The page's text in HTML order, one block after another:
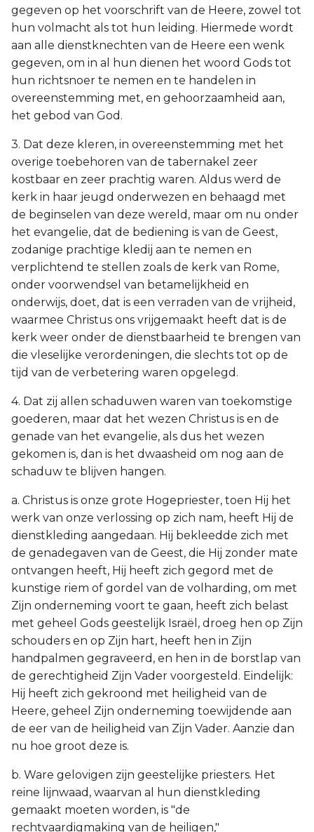
gegeven op het voorschrift van de Heere, zowel tot
hun volmacht als tot hun leiding. Hiermede wordt
aan alle dienstknechten van de Heere een wenk
gegeven, om in al hun dienen het woord Gods tot
hun richtsnoer te nemen en te handelen in
overeenstemming met, en gehoorzaamheid aan,
het gebod van God.
3. Dat deze kleren, in overeenstemming met het
overige toebehoren van de tabernakel zeer
kostbaar en zeer prachtig waren. Aldus werd de
kerk in haar jeugd onderwezen en behaagd met
de beginselen van deze wereld, maar om nu onder
het evangelie, dat de bediening is van de Geest,
zodanige prachtige kledij aan te nemen en
verplichtend te stellen zoals de kerk van Rome,
onder voorwendsel van betamelijkheid en
onderwijs, doet, dat is een verraden van de vrijheid,
waarmee Christus ons vrijgemaakt heeft dat is de
kerk weer onder de dienstbaarheid te brengen van
die vleselijke verordeningen, die slechts tot op de
tijd van de verbetering waren opgelegd.
4. Dat zij allen schaduwen waren van toekomstige
goederen, maar dat het wezen Christus is en de
genade van het evangelie, als dus het wezen
gekomen is, dan is het dwaasheid om nog aan de
schaduw te blijven hangen.
a. Christus is onze grote Hogepriester, toen Hij het
werk van onze verlossing op zich nam, heeft Hij de
dienstkleding aangedaan. Hij bekleedde zich met
de genadegaven van de Geest, die Hij zonder mate
ontvangen heeft, Hij heeft zich gegord met de
kunstige riem of gordel van de volharding, om met
Zijn onderneming voort te gaan, heeft zich belast
met geheel Gods geestelijk Israël, droeg hen op Zijn
schouders en op Zijn hart, heeft hen in Zijn
handpalmen gegraveerd, en hen in de borstlap van
de gerechtigheid Zijn Vader voorgesteld. Eindelijk:
Hij heeft zich gekroond met heiligheid van de
Heere, geheel Zijn onderneming toewijdende aan
de eer van de heiligheid van Zijn Vader. Aanzie dan
nu hoe groot deze is.
b. Ware gelovigen zijn geestelijke priesters. Het
reine lijnwaad, waarvan al hun dienstkleding
gemaakt moeten worden, is "de
rechtvaardigmaking van de heiligen,"